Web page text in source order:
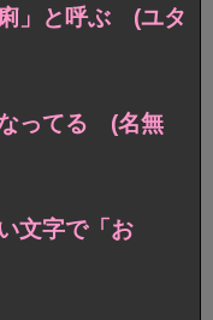
」と呼ぶ (ユタ
なってる (名無
文字で「お